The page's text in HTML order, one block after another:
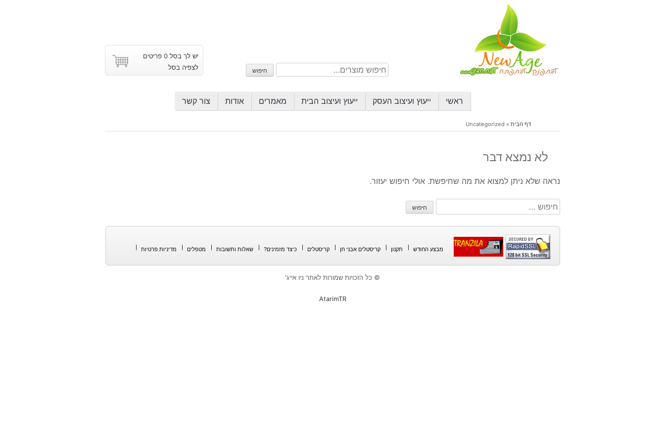
חיפוש
עבור:
חיפוש
יש לך בסל 0 פריטים
לצפיה בסל
ראשי ייעוץ ועיצוב העסק ייעוץ ועיצוב הבית מאמרים אודות צור קשר
דף הבית »
Uncategorized
לא נמצא דבר
נראה שלא ניתן למצוא את מה שחיפשת. אולי חיפוש יעזור.
חיפוש:
מבצע החודש תקנון קריסטלים אבני חן קריסטלים כיצד מזמינים? שאלות ותשובות מטפלים מדיניות פרטיות
© כל הזכויות שמורות לאתר ניו אייג'
AtarimTR